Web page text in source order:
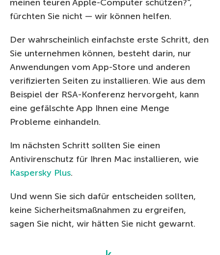
meinen teuren Apple-Computer schützen?“,
fürchten Sie nicht — wir können helfen.
Der wahrscheinlich einfachste erste Schritt, den
Sie unternehmen können, besteht darin, nur
Anwendungen vom App-Store und anderen
verifizierten Seiten zu installieren. Wie aus dem
Beispiel der RSA-Konferenz hervorgeht, kann
eine gefälschte App Ihnen eine Menge
Probleme einhandeln.
Im nächsten Schritt sollten Sie einen
Antivirenschutz für Ihren Mac installieren, wie
Kaspersky Plus.
Und wenn Sie sich dafür entscheiden sollten,
keine Sicherheitsmaßnahmen zu ergreifen,
sagen Sie nicht, wir hätten Sie nicht gewarnt.